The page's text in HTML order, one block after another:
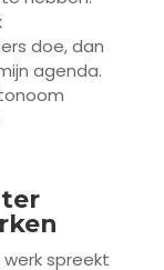
doe, dan
agenda.
spreekt